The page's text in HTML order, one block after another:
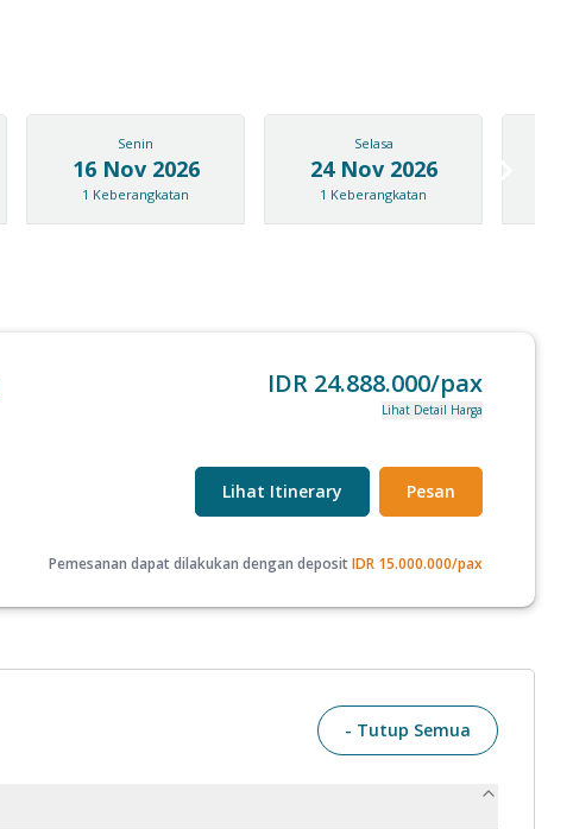
Senin
16 Nov 2026
1 Keberangkatan
Selasa
24 Nov 2026
1 Keberangkatan
IDR 24.888.000/pax
Lihat Detail Harga
Lihat Itinerary Pesan
Pemesanan dapat dilakukan dengan depositIDR 15.000.000/pax
- Tutup Semua